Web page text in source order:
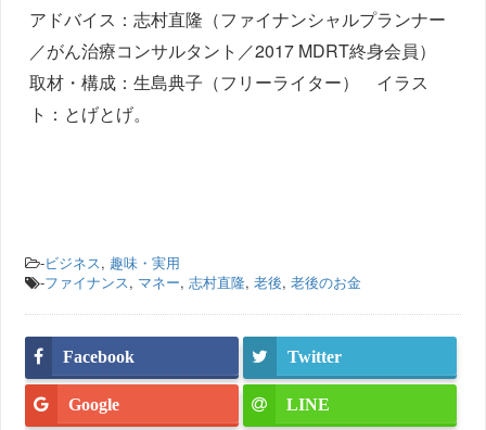
アドバイス：志村直隆（ファイナンシャルプランナー
／がん治療コンサルタント／2017 MDRT終身会員）
取材・構成：生島典子（フリーライター） イラス
ト：とげとげ。
-ビジネス, 趣味・実用
-ファイナンス, マネー,志村直隆,老後,老後のお金
Facebook Twitter
Google LINE